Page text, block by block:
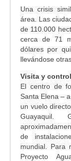
Una crisis
área. Las
de 110.000
cerca de 71
dólares por
llevándose
Visita y control
El centro de
Santa Elena –
un vuelo
de
mundial. Para
Proyecto